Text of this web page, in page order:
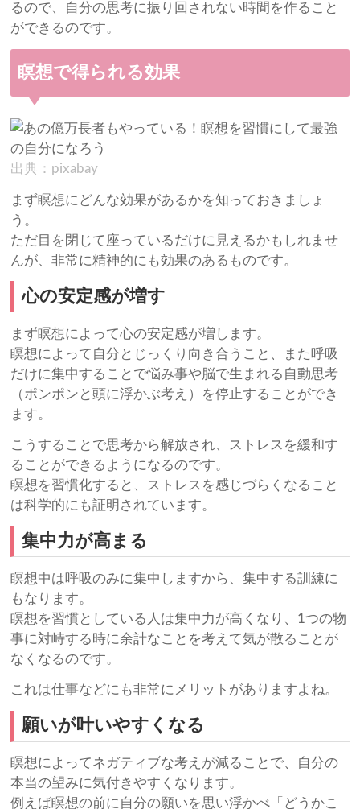
るので、自分の思考に振り回されない時間を作ること
ができるのです。
瞑想で得られる効果
出典：pixabay
まず瞑想にどんな効果があるかを知っておきましょ
う。
ただ目を閉じて座っているだけに見えるかもしれませ
んが、非常に精神的にも効果のあるものです。
心の安定感が増す
まず瞑想によって心の安定感が増します。
瞑想によって自分とじっくり向き合うこと、また呼吸
だけに集中することで悩み事や脳で生まれる自動思考
（ポンポンと頭に浮かぶ考え）を停止することができ
ます。
こうすることで思考から解放され、ストレスを緩和す
ることができるようになるのです。
瞑想を習慣化すると、ストレスを感じづらくなること
は科学的にも証明されています。
集中力が高まる
瞑想中は呼吸のみに集中しますから、集中する訓練に
もなります。
瞑想を習慣としている人は集中力が高くなり、1つの物
事に対峙する時に余計なことを考えて気が散ることが
なくなるのです。
これは仕事などにも非常にメリットがありますよね。
願いが叶いやすくなる
瞑想によってネガティブな考えが減ることで、自分の
本当の望みに気付きやすくなります。
例えば瞑想の前に自分の願いを思い浮かべ「どうかこ